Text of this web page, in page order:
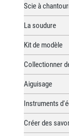
Scie à
La soudure
Kit de modèle
Collectionner
Aiguisage
Instruments
Créer des